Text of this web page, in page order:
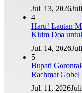
Juli 13, 2026
4
Haru! Lautan
Kirim Doa
Juli 14, 2026
5
Bupati
Rachmat Gobel
Juli 11, 2026